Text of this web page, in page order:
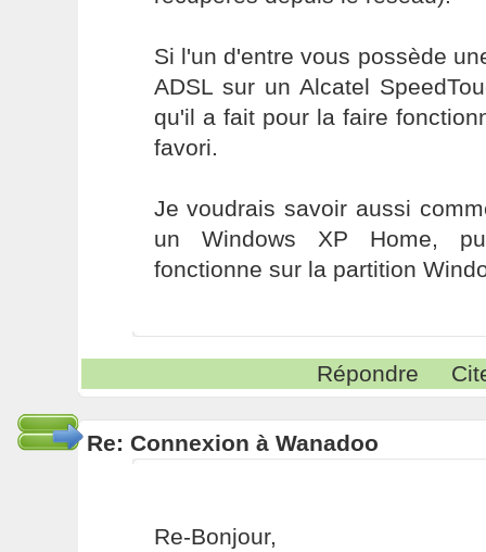
Si l'un d'entre vous possède
ADSL sur un Alcatel
qu'il a fait pour la faire
favori.
Je voudrais savoir aussi
un Windows XP Home,
fonctionne sur la partition
Répondre
Re: Connexion à Wanadoo
Re-Bonjour,